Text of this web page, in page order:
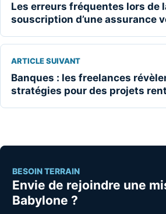
Les erreurs fréquentes lors de
souscription d’une assurance
ARTICLE SUIVANT
Banques : les freelances
stratégies pour des projets
BESOIN TERRAIN
Envie de rejoindre une
Babylone ?